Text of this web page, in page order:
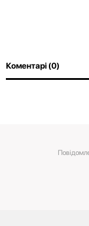
Коментарі (0)